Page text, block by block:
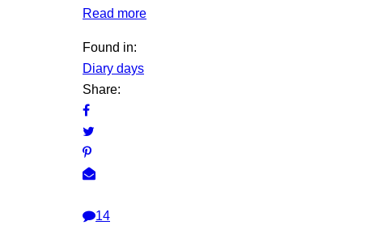
Read more
Found in:
Diary days
Share:
14